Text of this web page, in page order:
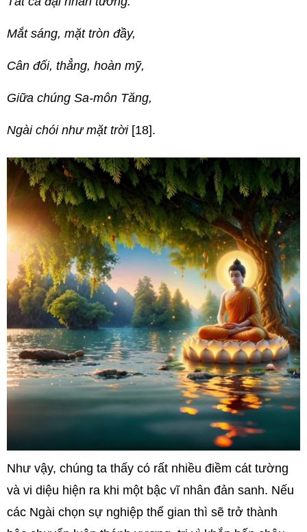
Mắt sáng, mặt tròn đầy,
Cân đối, thẳng, hoàn mỹ,
Giữa chúng Sa-môn Tăng,
Ngài chói như mặt trời [18].
Như vậy, chúng ta thấy có rất nhiều điềm cát tường
và vi diệu hiện ra khi một bậc vĩ nhân đản sanh. Nếu
các Ngài chọn sự nghiệp thế gian thì sẽ trở thành